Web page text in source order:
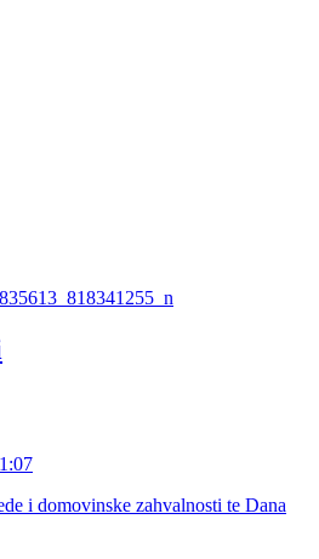
i domovinske zahvalnosti te Dana